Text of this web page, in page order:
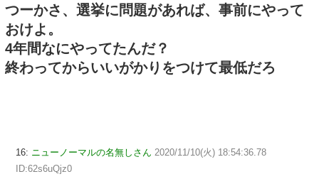
つーかさ、選挙に問題があれば、事前にやって
おけよ。
4年間なにやってたんだ？
終わってからいいがかりをつけて最低だろ
16: ニューノーマルの名無しさん 2020/11/10(火) 18:54:36.78
ID:62s6uQjz0